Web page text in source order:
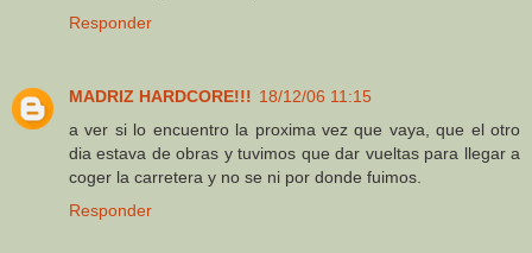
Responder
MADRIZ HARDCORE!!! 18/12/06 11:15
a ver si lo encuentro la proxima vez que vaya, que el otro
dia estava de obras y tuvimos que dar vueltas para llegar a
coger la carretera y no se ni por donde fuimos.
Responder